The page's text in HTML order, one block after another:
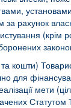
рахунок
(крім
кошти)
для
мети
Статутом